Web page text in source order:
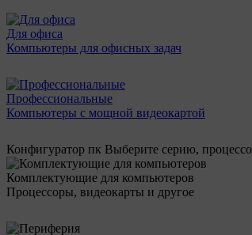
Для офиса
Компьютеры для офисных задач
Профессиональные
Компьютеры с мощной видеокартой
Конфигуратор пк Выберите серию,
Комплектующие для компьютеров
Процессоры, видеокарты и другое